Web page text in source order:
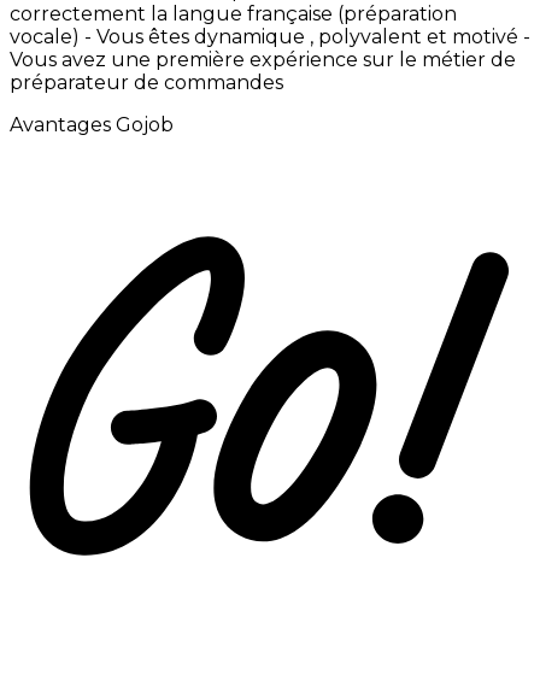
correctement la langue française (préparation
vocale) - Vous êtes dynamique , polyvalent et motivé -
Vous avez une première expérience sur le métier de
préparateur de commandes
Avantages Gojob